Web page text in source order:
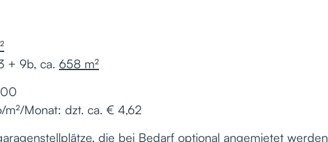
+ 9b, ca. 658 m²
Monat: dzt. ca. € 4,62
die bei Bedarf optional angemietet werden